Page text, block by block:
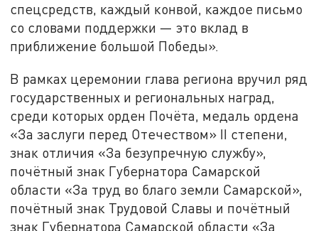
спецсредств, каждый конвой, каждое письмо
со словами поддержки — это вклад в
приближение большой Победы».
В рамках церемонии глава региона вручил ряд
государственных и региональных наград,
среди которых орден Почёта, медаль ордена
«За заслуги перед Отечеством» II степени,
знак отличия «За безупречную службу»,
почётный знак Губернатора Самарской
области «За труд во благо земли Самарской»,
почётный знак Трудовой Славы и почётный
знак Губернатора Самарской области «За